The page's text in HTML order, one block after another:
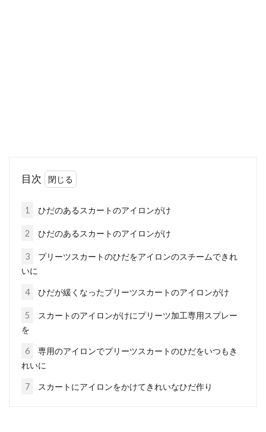
スカート作りはハンドメイドの基
すか？ハンドメイドのスカートは、ほかの誰も
Tシャツ一枚でオシャレにキメる！
おすすめのブランドは？
目次
1 ひだのあるスカートのアイロンがけ
2 ひだのあるスカートのアイロンがけ
3
プリーツスカートのひだをアイロンのスチームできれ
いに
4 ひだが緩くなったプリーツスカートのアイロンがけ
5
スカートのアイロンがけにプリーツ加工専用スプレー
を
6
専用のアイロンでプリーツスカートのひだをいつもき
れいに
7 スカートにアイロンをかけてきれいなひだ作り